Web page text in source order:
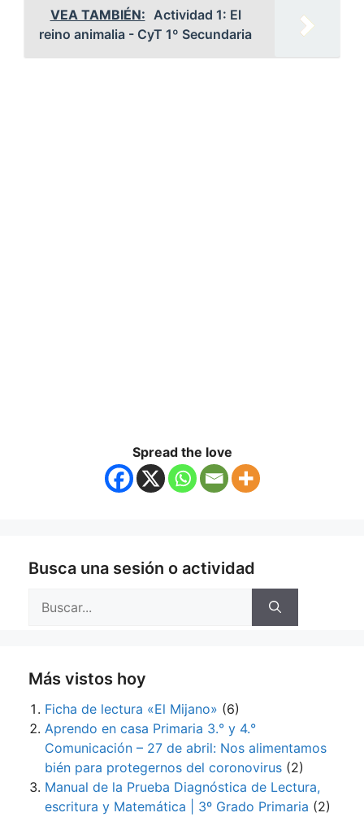
VEA TAMBIÉN: Actividad 1: El
reino animalia - CyT 1º Secundaria
Spread the love
Busca una sesión o actividad
Más vistos hoy
Ficha de lectura «El Mijano» (6)
Aprendo en casa Primaria 3.° y 4.°
Comunicación – 27 de abril: Nos alimentamos
bién para protegernos del coronovirus (2)
Manual de la Prueba Diagnóstica de Lectura,
escritura y Matemática | 3º Grado Primaria (2)